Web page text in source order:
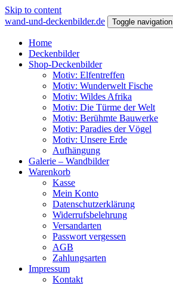
Skip to content
wand-und-deckenbilder.de
Toggle navigation
Home
Deckenbilder
Shop-Deckenbilder
Motiv: Elfentreffen
Motiv: Wunderwelt Fische
Motiv: Wildes Afrika
Motiv: Die Türme der Welt
Motiv: Berühmte Bauwerke
Motiv: Paradies der Vögel
Motiv: Unsere Erde
Aufhängung
Galerie – Wandbilder
Warenkorb
Kasse
Mein Konto
Datenschutzerklärung
Widerrufsbelehrung
Versandarten
Passwort vergessen
AGB
Zahlungsarten
Impressum
Kontakt